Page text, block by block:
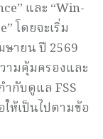
และ “Win-
โดยจะเริ่ม
ษายน ปี 2569
ามคุ้มครองและ
กับดูแล FSS
ห้เป็นไปตามข้อ